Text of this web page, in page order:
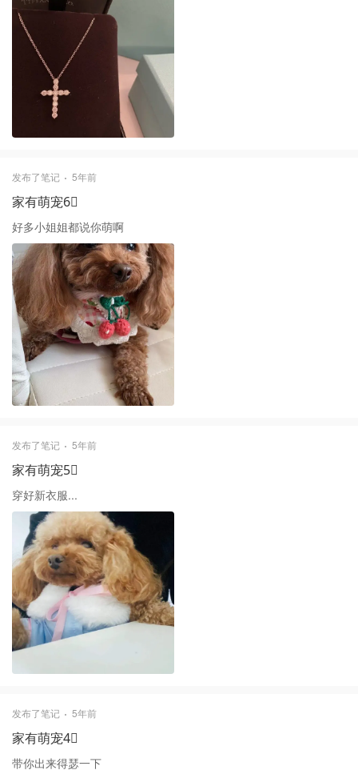
发布了笔记 5年前
家有萌宠6⃣️
好多小姐姐都说你萌啊
发布了笔记 5年前
家有萌宠5⃣️
穿好新衣服...
发布了笔记 5年前
家有萌宠4⃣️
带你出来得瑟一下